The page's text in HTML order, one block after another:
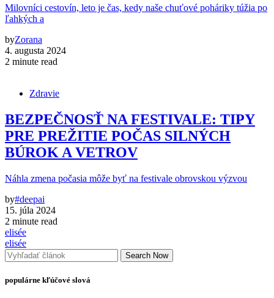
Milovníci cestovín, leto je čas, kedy naše chuťové poháriky túžia po
ľahkých a
byZorana
4. augusta 2024
2 minute read
Zdravie
BEZPEČNOSŤ NA FESTIVALE: TIPY
PRE PREŽITIE POČAS SILNÝCH
BÚROK A VETROV
Náhla zmena počasia môže byť na festivale obrovskou výzvou
by#deepai
15. júla 2024
2 minute read
elisée
elisée
Search Now
populárne kľúčové slová